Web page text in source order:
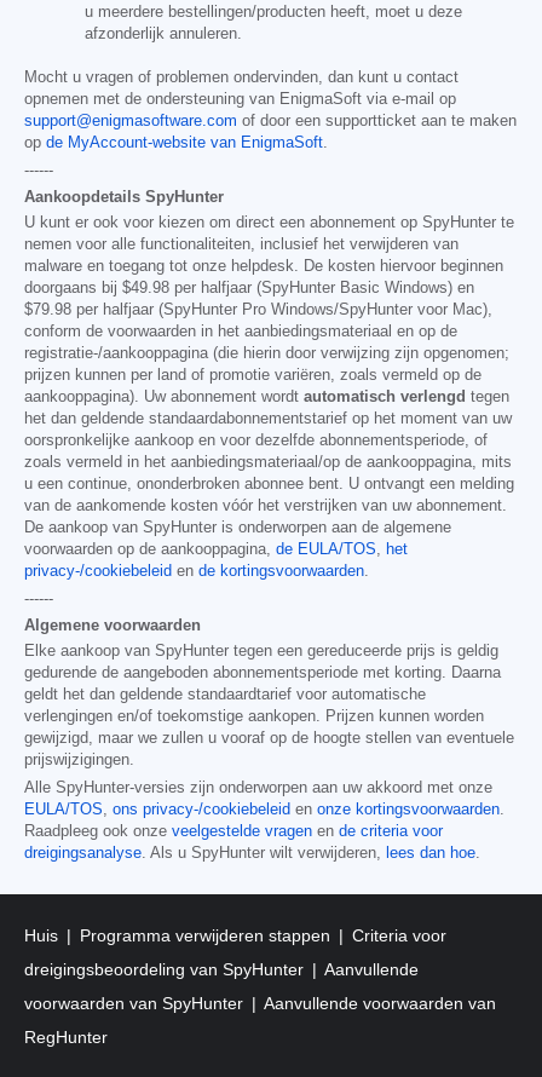
u meerdere bestellingen/producten heeft, moet u deze
afzonderlijk annuleren.
Mocht u vragen of problemen ondervinden, dan kunt u contact
opnemen met de ondersteuning van EnigmaSoft via e-mail op
support@enigmasoftware.com of door een supportticket aan te maken
op de MyAccount-website van EnigmaSoft.
------
Aankoopdetails SpyHunter
U kunt er ook voor kiezen om direct een abonnement op SpyHunter te
nemen voor alle functionaliteiten, inclusief het verwijderen van
malware en toegang tot onze helpdesk. De kosten hiervoor beginnen
doorgaans bij $49.98 per halfjaar (SpyHunter Basic Windows) en
$79.98 per halfjaar (SpyHunter Pro Windows/SpyHunter voor Mac),
conform de voorwaarden in het aanbiedingsmateriaal en op de
registratie-/aankooppagina (die hierin door verwijzing zijn opgenomen;
prijzen kunnen per land of promotie variëren, zoals vermeld op de
aankooppagina). Uw abonnement wordt automatisch verlengd tegen
het dan geldende standaardabonnementstarief op het moment van uw
oorspronkelijke aankoop en voor dezelfde abonnementsperiode, of
zoals vermeld in het aanbiedingsmateriaal/op de aankooppagina, mits
u een continue, ononderbroken abonnee bent. U ontvangt een melding
van de aankomende kosten vóór het verstrijken van uw abonnement.
De aankoop van SpyHunter is onderworpen aan de algemene
voorwaarden op de aankooppagina, de EULA/TOS, het
privacy-/cookiebeleid en de kortingsvoorwaarden.
------
Algemene voorwaarden
Elke aankoop van SpyHunter tegen een gereduceerde prijs is geldig
gedurende de aangeboden abonnementsperiode met korting. Daarna
geldt het dan geldende standaardtarief voor automatische
verlengingen en/of toekomstige aankopen. Prijzen kunnen worden
gewijzigd, maar we zullen u vooraf op de hoogte stellen van eventuele
prijswijzigingen.
Alle SpyHunter-versies zijn onderworpen aan uw akkoord met onze
EULA/TOS, ons privacy-/cookiebeleid en onze kortingsvoorwaarden.
Raadpleeg ook onze veelgestelde vragen en de criteria voor
dreigingsanalyse. Als u SpyHunter wilt verwijderen, lees dan hoe.
Huis Programma verwijderen stappen
Criteria voor
dreigingsbeoordeling van SpyHunter
Aanvullende
voorwaarden van SpyHunter
Aanvullende voorwaarden van
RegHunter